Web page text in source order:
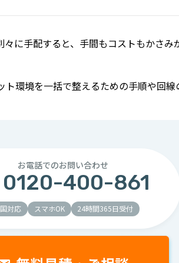
に手配すると、手間もコストもかさみ
ト環境を一括で整えるための手順や回線
お電話でのお問い合わせ
0120-400-861
対応 スマホOK 24時間365日受付